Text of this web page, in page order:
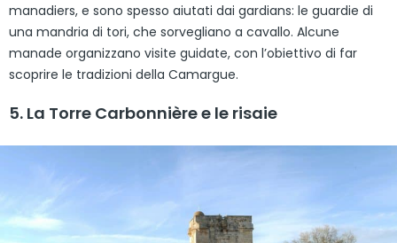
manadiers, e sono spesso aiutati dai gardians: le guardie di
una mandria di tori, che sorvegliano a cavallo. Alcune
manade organizzano visite guidate, con l’obiettivo di far
scoprire le tradizioni della Camargue.
5. La Torre Carbonnière e le risaie